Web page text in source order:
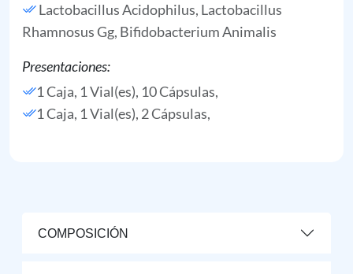
Lactobacillus Acidophilus, Lactobacillus
Rhamnosus Gg, Bifidobacterium Animalis
Presentaciones:
1 Caja, 1 Vial(es), 10 Cápsulas,
1 Caja, 1 Vial(es), 2 Cápsulas,
COMPOSICIÓN